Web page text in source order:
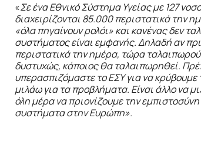
«Σε ένα Εθνικό Σύστημα Υγείας με 127
διαχειρίζονται 85.000 περιστατικά την
«όλα πηγαίνουν ρολόι» και κανένας δεν
συστήματος είναι εμφανής.Δηλαδή αν
περιστατικά την ημέρα, τώρα
δυστυχώς, κάποιος θα ταλαιπωρηθεί.
υπερασπιζόμαστε το ΕΣΥ για να
μιλάω για τα προβλήματα. Είναι άλλο να
όλη μέρα να πριονίζουμε την
συστήματα στην Ευρώπη».